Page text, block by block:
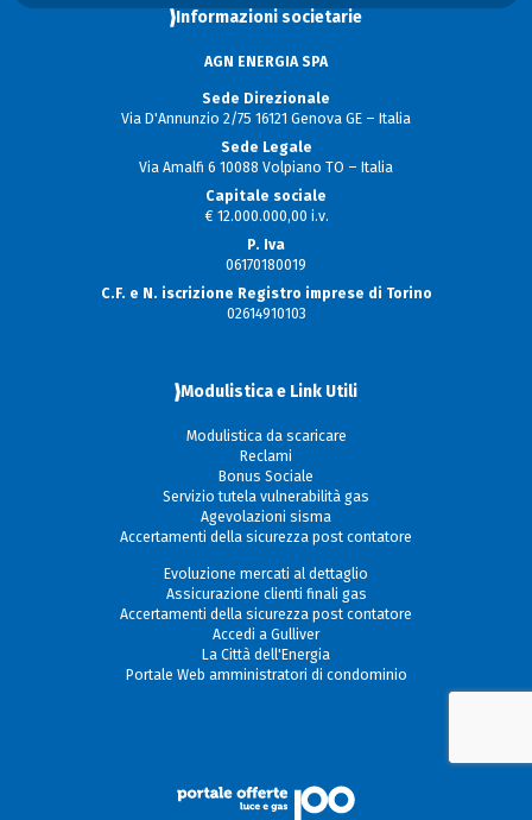
Informazioni societarie
AGN ENERGIA SPA
Sede Direzionale
Via D'Annunzio 2/75 16121 Genova GE – Italia
Sede Legale
Via Amalfi 6 10088 Volpiano TO – Italia
Capitale sociale
€ 12.000.000,00 i.v.
P. Iva
06170180019
C.F. e N. iscrizione Registro imprese di Torino
02614910103
Modulistica e Link Utili
Modulistica da scaricare
Reclami
Bonus Sociale
Servizio tutela vulnerabilità gas
Agevolazioni sisma
Accertamenti della sicurezza post contatore
Evoluzione mercati al dettaglio
Assicurazione clienti finali gas
Accertamenti della sicurezza post contatore
Accedi a Gulliver
La Città dell'Energia
Portale Web amministratori di condominio